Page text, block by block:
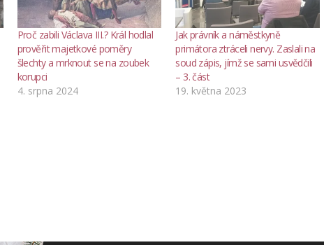
Proč zabili Václava III.? Král hodlal
prověřit majetkové poměry
šlechty a mrknout se na zoubek
korupci
4. srpna 2024
Jak právník a náměstkyně
primátora ztráceli nervy. Zaslali na
soud zápis, jímž se sami usvědčili
– 3. část
19. května 2023